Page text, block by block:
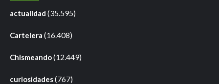
actualidad (35.595)
Cartelera (16.408)
Chismeando(12.449)
curiosidades(767)